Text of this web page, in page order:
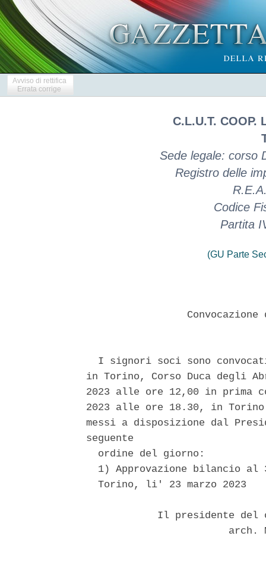
Avviso di rettifica
Errata corrige
C.L.U.T. COOP.
Sede legale: corso
Registro delle
Codice
Partita
(GU Parte
I signori soci sono
in Torino, Corso Duca degli
2023 alle ore 12,00 in prima
2023 alle ore 18.30, in
messi a disposizione dal
seguente
  ordine del giorno:
1) Approvazione bilancio
  Torino, li' 23 marzo 2023
Il presidente